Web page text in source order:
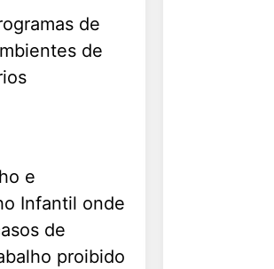
de
de
e
Infantil onde
de
proibido